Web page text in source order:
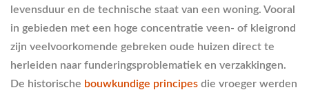
levensduur en de technische staat van een woning. Vooral
in gebieden met een hoge concentratie veen- of kleigrond
zijn veelvoorkomende gebreken oude huizen direct te
herleiden naar funderingsproblematiek en verzakkingen.
De historische bouwkundige principes die vroeger werden